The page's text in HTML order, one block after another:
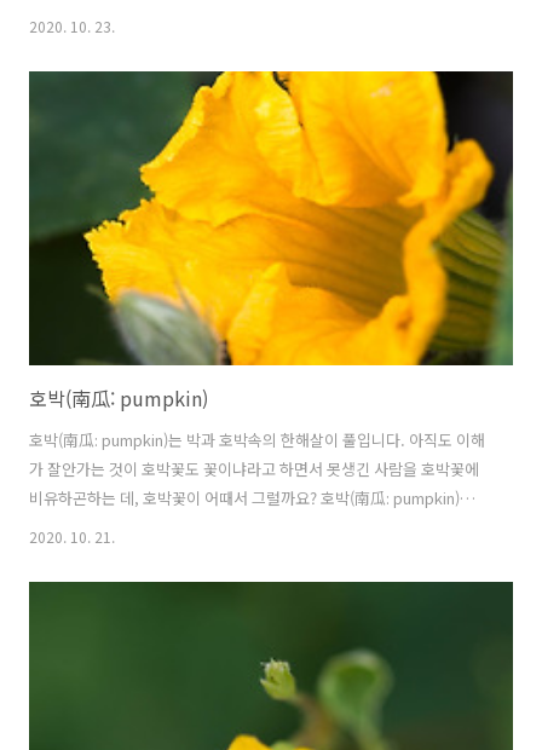
록 치웠네요. 연병장의 눈을 쓸어서 부대앞에 있는 개울에 버렸습니다.
개울에 눈이 쌓이고 쌓여서 마치 빙산처럼 자리잡고 있다가 봄비가 내리
면 그 때야 겨우 녹아 없어졌네요. 요즘도 싸리비는 만들겠죠? 참싸리의
꽃말은 "은혜"입니다. 학명 Lespedeza cyrtobotrya Miq. (1867) 분
류 식물계 └ 속씨식물문 └ 쌍떡잎식물강 └ 콩목 ..
2020. 10. 23.
호박(南瓜: pumpkin)
호박(南瓜: pumpkin)는 박과 호박속의 한해살이 풀입니다. 아직도 이해
가 잘안가는 것이 호박꽃도 꽃이냐라고 하면서 못생긴 사람을 호박꽃에
비유하곤하는 데, 호박꽃이 어때서 그럴까요? 호박(南瓜: pumpkin)은
크고 익으면 둥글고 좀 모생긴 것은 인정하지만 호박꽃까지 함께 도매급
을 참 좋아한다고 합니다. 늙은 호박은 달고 맛도 좋습니다. 예상과는 달
세기 중엽에는 별로 인기가 없었다가 19세기 중엽에서야 전국적으로 널
리 재배가 되었다고 하는군요. 호박의 꽃말은 "해독", "포용", "관대",
"사랑의 용기"입니다. 학명 Cucurbita moschata Duche..
2020. 10. 21.